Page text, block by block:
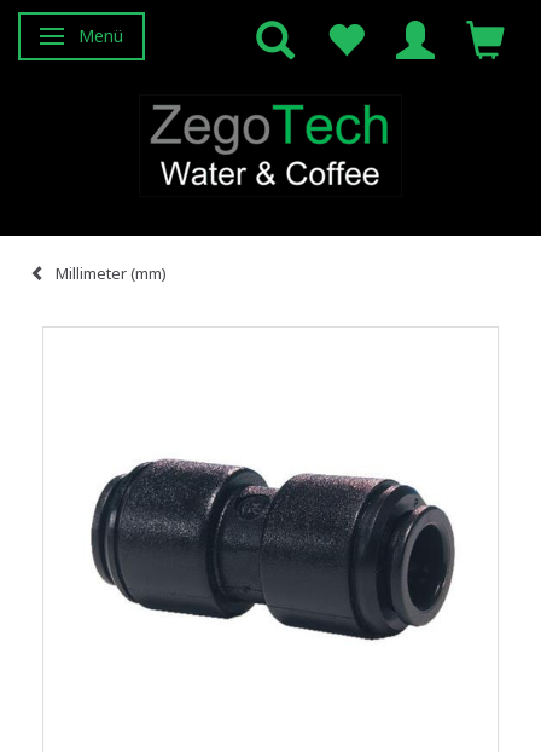
Anzeige ändern
Menü
Millimeter (mm)